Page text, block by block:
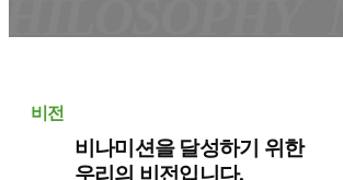
비전
비나미션을 달성하기 위한
우리의 비전입니다.